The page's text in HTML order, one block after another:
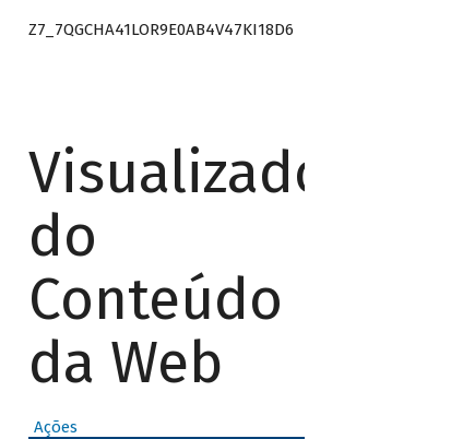
Z7_7QGCHA41LOR9E0AB4V47KI18D6
Visualizador
do
Conteúdo
da Web
Ações